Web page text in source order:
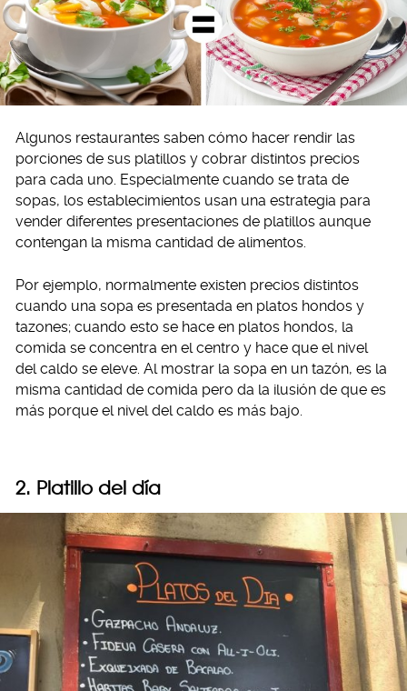
Algunos restaurantes saben cómo hacer rendir las
porciones de sus platillos y cobrar distintos precios
para cada uno. Especialmente cuando se trata de
sopas, los establecimientos usan una estrategia para
vender diferentes presentaciones de platillos aunque
contengan la misma cantidad de alimentos.
Por ejemplo, normalmente existen precios distintos
cuando una sopa es presentada en platos hondos y
tazones; cuando esto se hace en platos hondos, la
comida se concentra en el centro y hace que el nivel
del caldo se eleve. Al mostrar la sopa en un tazón, es la
misma cantidad de comida pero da la ilusión de que es
más porque el nivel del caldo es más bajo.
2. Platillo del día